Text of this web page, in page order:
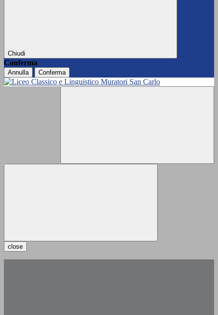
Chiudi
Conferma
Annulla Conferma
close